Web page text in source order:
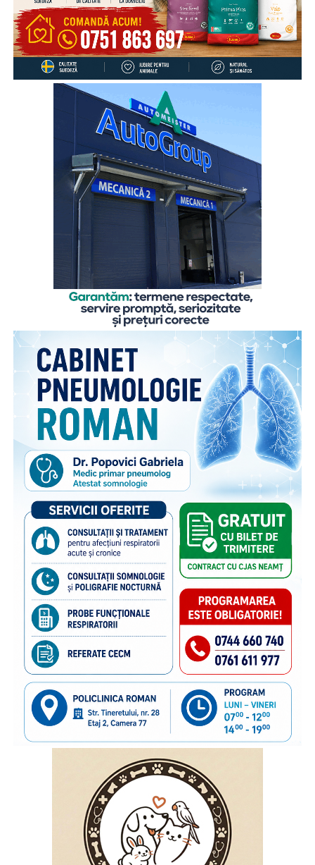
acest lucru zilnic, 27% de câteva ori pe săptămână, 12% o
dată pe săptămână, 17% mai rar, iar 4% preferă să discute
despre aceste aspecte cu altcineva.
„Cu toate că înțeleg rațional motivele care i-au determinat
pe părinți să plece în străinătate, pentru a le putea asigura
un trai decent, copiii rămași cel mai adesea în grija rudelor
din țară resimt absența părinților zi de zi, mai ales atunci
când au probleme, simt nevoia să fie sfătuiți sau să fie
sprijiniți emoțional. De aceea comunicarea cu părinții este
esențială, chiar și de la distanță, pentru că ea îi dă
copilului sentimentul de siguranță de care are atâta
explică
Gabriela Alexandrescu, Președinte
Executiv Salvați Copiii România.
În acest context, Organizația Salvați Copiii România
lansează activitățile din cadrul ediției 2026 a proiectului
„Sună-i zilnic! Conexiune dincolo de granițe”, finanțat de
Departamentul pentru Românii de Pretutindeni și adresat
părinților români care muncesc în străinătate. Proiectul
face parte din campania națională multianuală cu același
nume, care reunește, sub același concept, o serie de
inițiative menite să sprijine copiii rămași în țară și familiile
acestora. Pe lângă activitățile dedicate părinților din
diaspora, campania include acțiuni adresate persoanelor în
grija cărora rămân copiii, membrilor comunității și
specialiștilor din domeniile asistenței sociale și educației,
cu scopul de a susține bunăstarea emoțională a copiilor și
menținerea relației acestora cu părinții plecați la muncă în
străinătate. Campania se bucură de susținerea Autorității
Naționale pentru Protecția Drepturilor Copilului și Adopție,
a Poliției de Frontieră Române și Aeroporturilor Craiova,
Cluj-Napoca, Iași, Suceava.
“Poliția de Frontieră Română este alături de Organizația
Salvați Copiii în acest demers de informare și prevenire,
deoarece știm că, dincolo de frontiere, există și povești de
familie care au nevoie de sprijin. În anii de colaborare am
susținut împreună transmiterea unor mesaje importante
către părinții care pleacă la muncă în străinătate,
încurajându-i să păstreze o legătură permanentă cu copiii
rămași acasă și să acorde atenție nevoilor lor emoționale.
Vom continua acest parteneriat, convinși că informarea și
cooperarea dintre instituții și organizațiile cu experiență
pot contribui la protejarea interesului superior al copilului
și la sprijinirea familiilor aflate în această situație”
inspectorul general al Poliției de Frontieră
Române, chestor principal de poliție Cornel Laurian